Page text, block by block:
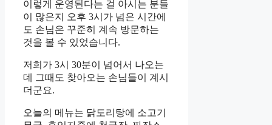
이렇게 운영된다는 걸 아시는 분들
이 많은지 오후 3시가 넘은 시간에
도 손님은 꾸준히 계속 방문하는
것을 볼 수 있었습니다.
저희가 3시 30분이 넘어서 나오는
데 그때도 찾아오는 손님들이 계시
더군요.
오늘의 메뉴는 닭도리탕에 소고기